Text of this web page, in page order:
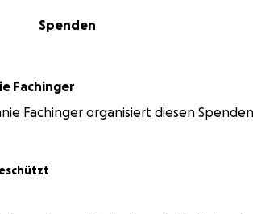
Spenden
Fachinger
Fachinger organisiert diesen